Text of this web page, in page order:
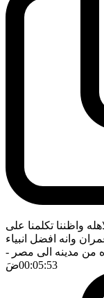
واظننا تكلمنا على
وانه افضل انبياء
من مدينه الى مصر -
00:05:53ضَ